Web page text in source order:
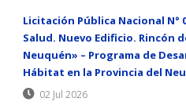
Licitación Pública Nacional N°
Salud. Nuevo Edificio. Rincón
Neuquén» – Programa de
Hábitat en la Provincia del
02 Jul 2026